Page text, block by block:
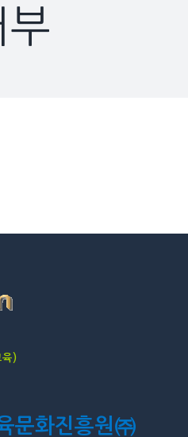
부
육)
문화진흥원㈜